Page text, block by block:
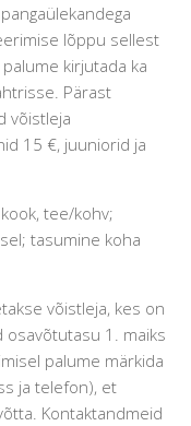
lõppu sellest
kirjutada ka
Pärast
võistleja
15 €, juuniorid ja
tee/kohv;
tasumine koha
võistleja, kes on
osavõtutasu 1. maiks
palume märkida
ja telefon), et
Kontaktandmeid